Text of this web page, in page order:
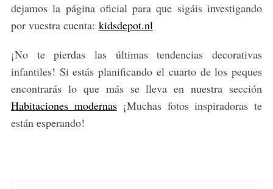
dejamos la página oficial para que sigáis investigando
por vuestra cuenta: kidsdepot.nl
¡No te pierdas las últimas tendencias decorativas
infantiles! Si estás planificando el cuarto de los peques
encontrarás lo que más se lleva en nuestra sección
Habitaciones modernas¡Muchas fotos inspiradoras te
están esperando!